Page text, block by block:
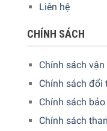
Liên hệ
CHÍNH SÁCH
Chính sách vận
Chính sách đổi
Chính sách
Chính sách